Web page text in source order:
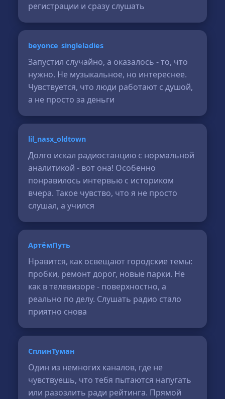
регистрации и сразу слушать
beyonce_singleladies
Запустил случайно, а оказалось - то, что
нужно. Не музыкальное, но интереснее.
Чувствуется, что люди работают с душой,
а не просто за деньги
lil_nasx_oldtown
Долго искал радиостанцию с нормальной
аналитикой - вот она! Особенно
понравилось интервью с историком
вчера. Такое чувство, что я не просто
слушал, а учился
АртёмПуть
Нравится, как освещают городские темы:
пробки, ремонт дорог, новые парки. Не
как в телевизоре - поверхностно, а
реально по делу. Слушать радио стало
приятно снова
СплинТуман
Один из немногих каналов, где не
чувствуешь, что тебя пытаются напугать
или разозлить ради рейтинга. Прямой